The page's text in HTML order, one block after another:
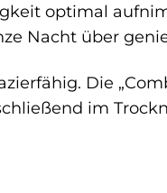
optimal
Nacht über
Die
im